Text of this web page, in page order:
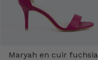
Maryah en cuir fuchsia